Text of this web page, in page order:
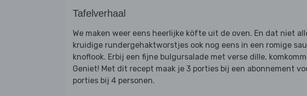
Tafelverhaal
We maken weer eens heerlijke köfte uit de oven. En dat niet
kruidige rundergehaktworstjes ook nog eens in een romige
knoflook. Erbij een fijne bulgursalade met verse dille,
Geniet! Met dit recept maak je 3 porties bij een abonnement
porties bij 4 personen.